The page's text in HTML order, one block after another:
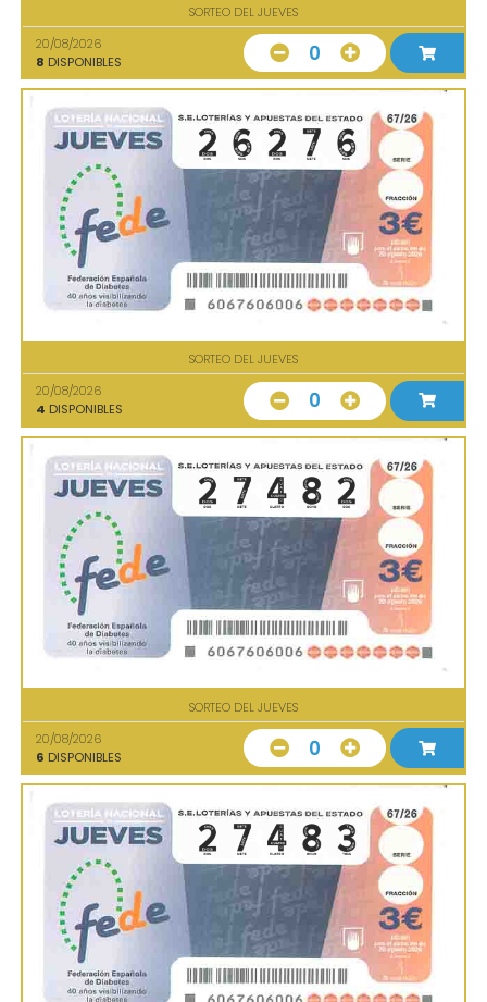
SORTEO DEL JUEVES
20/08/2026
8 DISPONIBLES 0
SORTEO DEL JUEVES
20/08/2026
4 DISPONIBLES 0
SORTEO DEL JUEVES
20/08/2026
6 DISPONIBLES 0